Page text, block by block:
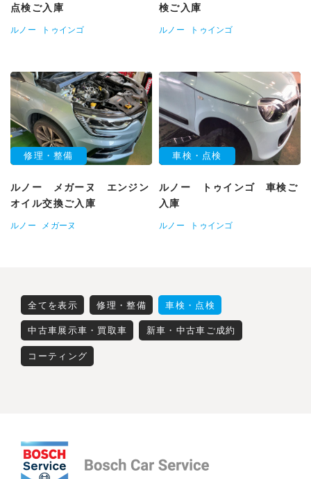
点検ご入庫
ルノー トゥインゴ
検ご入庫
ルノー トゥインゴ
修理・整備
ルノー メガーヌ エンジン
オイル交換ご入庫
ルノー メガーヌ
車検・点検
ルノー トゥインゴ 車検ご
入庫
ルノー トゥインゴ
全てを表示 修理・整備 車検・点検
中古車展示車・買取車 新車・中古車ご成約
コーティング